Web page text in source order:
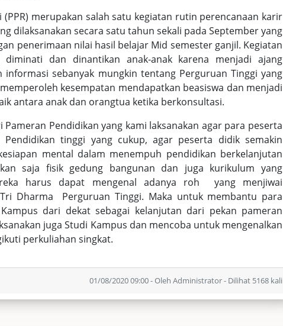
(PPR) merupakan salah satu kegiatan rutin perencanaan karir
dilaksanakan secara satu tahun sekali pada September yang
penerimaan nilai hasil belajar Mid semester ganjil. Kegiatan
diminati dan dinantikan anak-anak karena menjadi ajang
informasi sebanyak mungkin tentang Perguruan Tinggi yang
kesempatan mendapatkan beasiswa dan menjadi
antara anak dan orangtua ketika berkonsultasi.
Pendidikan yang kami laksanakan agar para peserta
tinggi yang cukup, agar peserta didik semakin
mental dalam menempuh pendidikan berkelanjutan
saja fisik gedung bangunan dan juga kurikulum yang
harus dapat mengenal adanya roh yang menjiwai
Dharma Perguruan Tinggi. Maka untuk membantu para
dari dekat sebagai kelanjutan dari pekan pameran
juga Studi Kampus dan mencoba untuk mengenalkan
perkuliahan singkat.
01/08/2020 09:00 - Oleh Administrator - Dilihat 5168 kali